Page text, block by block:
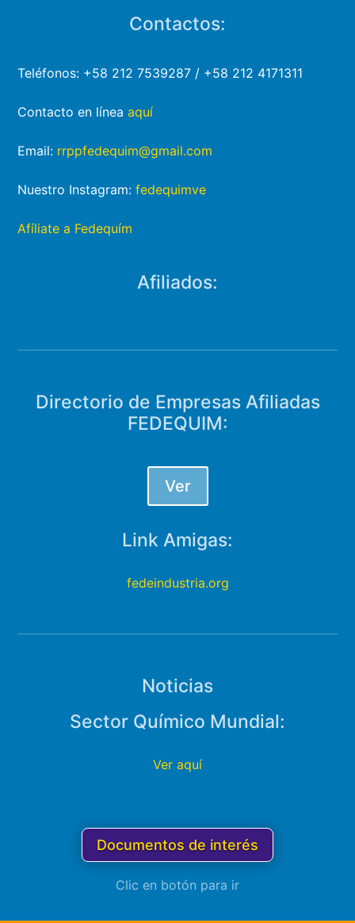
Contactos:
Teléfonos: +58 212 7539287 / +58 212 4171311
Contacto en líneaaquí
Email: rrppfedequim@gmail.com
Nuestro Instagram:fedequimve
Afíliate a Fedequím
Afiliados:
Directorio de Empresas Afiliadas
FEDEQUIM:
Ver
Link Amigas:
fedeindustria.org
Noticias
Sector Químico Mundial:
Ver aquí
Documentos de interés
Clic en botón para ir